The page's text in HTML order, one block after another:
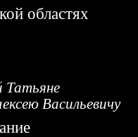
областях
Татьяне
Васильевичу